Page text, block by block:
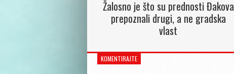
Žalosno je što su prednosti Đakova
prepoznali drugi, a ne gradska
vlast
KOMENTIRAJTE